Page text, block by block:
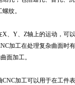
纹。
、Y、Z轴上的运动，可以
加工在处理复杂曲面时
面加工。
加工可以用于在工件